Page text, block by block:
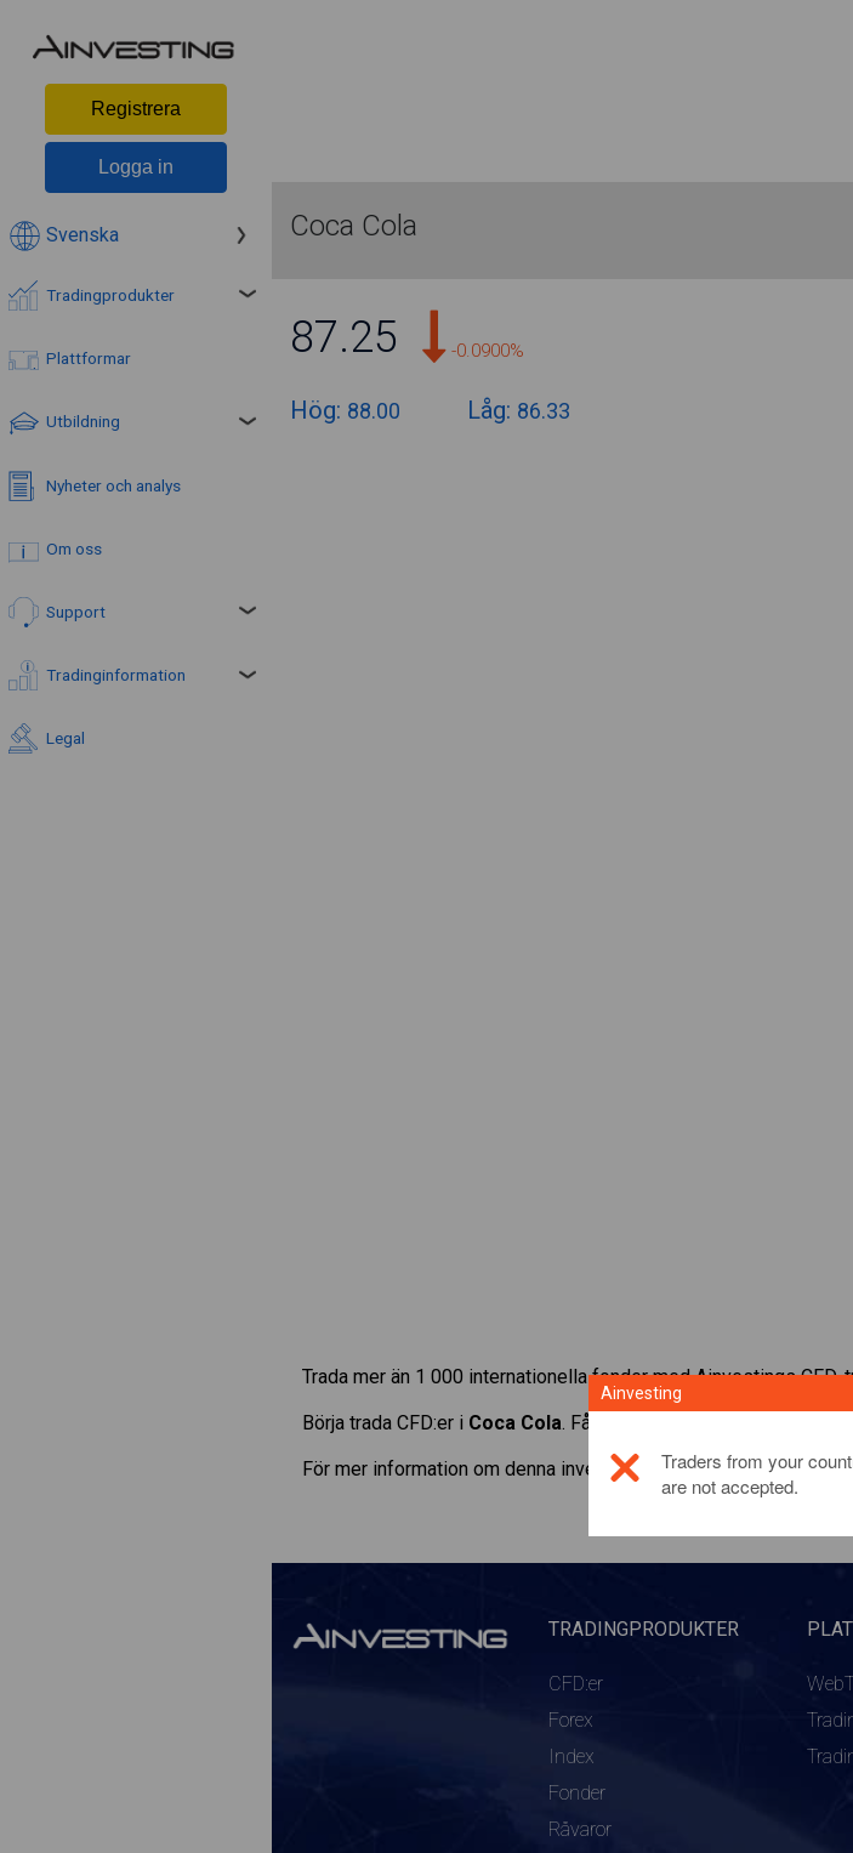
Registrera
Logga in
Svenska
Tradingprodukter
Plattformar
Utbildning
Nyheter och analys
Om oss
Support
Tradinginformation
Legal
Coca Cola
87.25 -0.0900%
Hög: 88.00 Låg: 86.33
Trada mer än 1 000 internationella fonder med Ainvestings
Börja trada CFD:er i Coca Cola. Få kurser och utdelningar i
För mer information om denna investeringsprodukt,klicka här
TRADINGPRODUKTER
CFD:er
Forex
Index
Fonder
Råvaror
Ainvesting
Traders from your
are not accepted.